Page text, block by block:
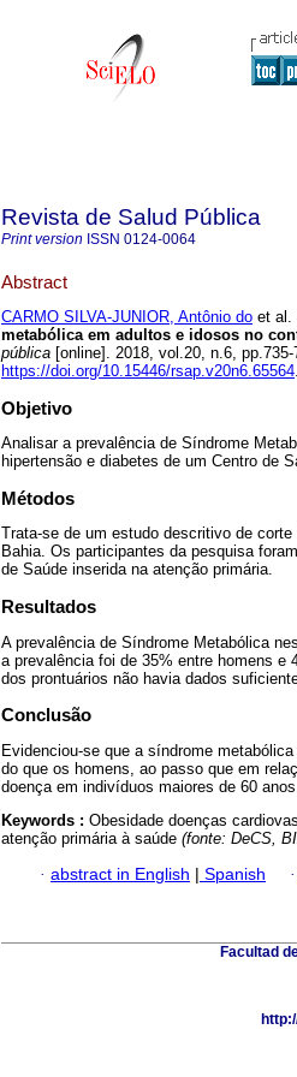
Revista de Salud Pública
Print version ISSN 0124-0064
Abstract
CARMO SILVA-JUNIOR, Antônio do et al.
metabólica em adultos e idosos no
pública [online]. 2018, vol.20, n.6,
https://doi.org/10.15446/rsap.v20n6.65564.
Objetivo
Analisar a prevalência de Síndrome
hipertensão e diabetes de um Centro de
Métodos
Trata-se de um estudo descritivo de
Bahia. Os participantes da pesquisa
de Saúde inserida na atenção primária.
Resultados
A prevalência de Síndrome Metabólica
a prevalência foi de 35% entre homens e
dos prontuários não havia dados
Conclusão
Evidenciou-se que a síndrome
do que os homens, ao passo que em
doença em indivíduos maiores de 60 anos.
Keywords : Obesidade doenças
atenção primária à saúde (fonte: DeCS,
· abstract in English Spanish ·
Facultad